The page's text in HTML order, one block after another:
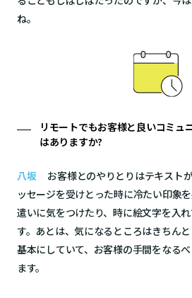
ね。
リモートでもお客様と良いコミュ
はありますか?
八坂
お客様とのやりとりはテキスト
ッセージを受けとった時に冷たい印象
遣いに気をつけたり、時に絵文字を入
す。あとは、気になるところはきちん
基本にしていて、お客様の手間をなる
ます。